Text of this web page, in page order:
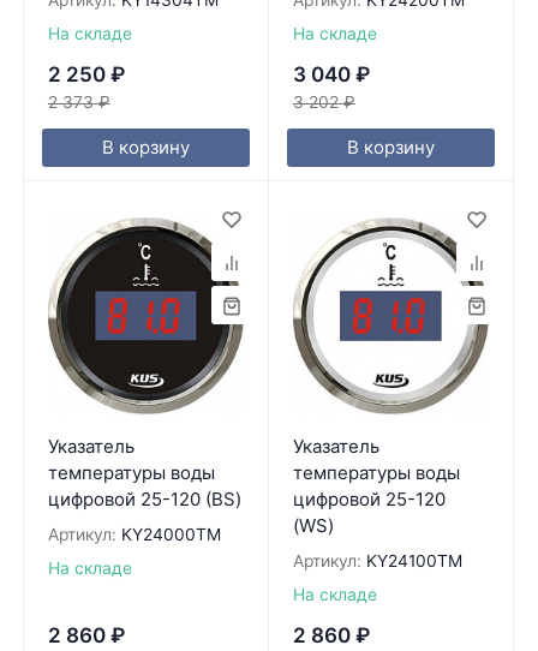
На складе
2 250 ₽
2 373 ₽
В корзину
На складе
3 040 ₽
3 202 ₽
В корзину
Указатель
температуры воды
цифровой 25-120 (BS)
Артикул: KY24000TM
На складе
2 860 ₽
Указатель
температуры воды
цифровой 25-120
(WS)
Артикул: KY24100TM
На складе
2 860 ₽